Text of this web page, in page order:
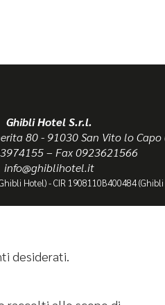
Ghibli Hotel S.r.l.
80 - 91030 San Vito lo Capo
– Fax 0923621566
info@ghiblihotel.it
Hotel) - CIR 1908110B400484 (Ghibli
desiderati.